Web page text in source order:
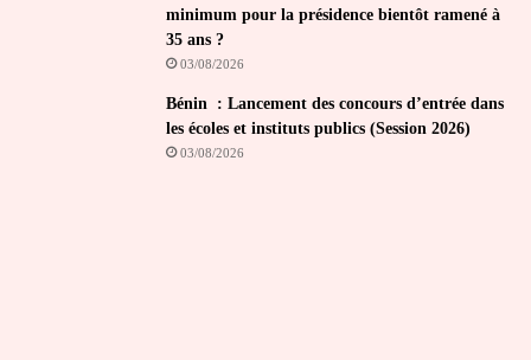
minimum pour la présidence bientôt ramené à
35 ans ?
03/08/2026
Bénin : Lancement des concours d’entrée dans
les écoles et instituts publics (Session 2026)
03/08/2026